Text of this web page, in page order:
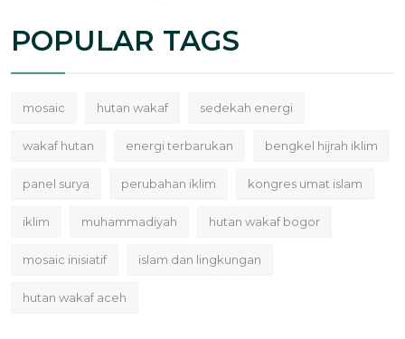
POPULAR TAGS
mosaic hutan wakaf sedekah energi
wakaf hutan energi terbarukan bengkel hijrah iklim
panel surya perubahan iklim kongres umat islam
iklim muhammadiyah hutan wakaf bogor
mosaic inisiatif islam dan lingkungan
hutan wakaf aceh